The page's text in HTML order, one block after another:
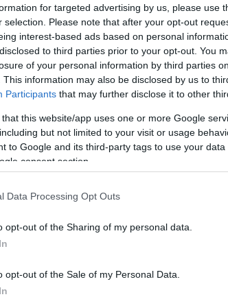
for targeted advertising by us, please use
selection. Please note that after your opt-out
interest-based ads based on personal
to third parties prior to your opt-out. You
of your personal information by third parties
This information may also be disclosed by us to
Participants that may further disclose it to other
that this website/app uses one or more Google
but not limited to your visit or usage
to Google and its third-party tags to use your
consent section.
Data Processing Opt Outs
opt-out of the Sharing of my personal data.
opt-out of the Sale of my Personal Data.
della moda
store di Reserved, situato in